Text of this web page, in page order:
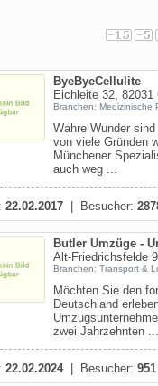
ByeByeCellulite
Eichleite 32, 82031
Branchen: Medizinische
Wahre Wunder
von viele Gründen
Münchener
auch weg ...
22.02.2017 | Besucher:
Butler Umzüge -
Alt-Friedrichsfelde
Branchen: Transport &
Möchten Sie den
Deutschland
zwei Jahrzehnten ...
22.02.2024| Besucher: 951